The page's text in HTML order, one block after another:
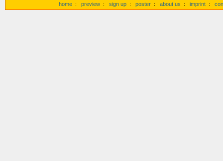
home : preview : sign up : poster : about us : imprint :